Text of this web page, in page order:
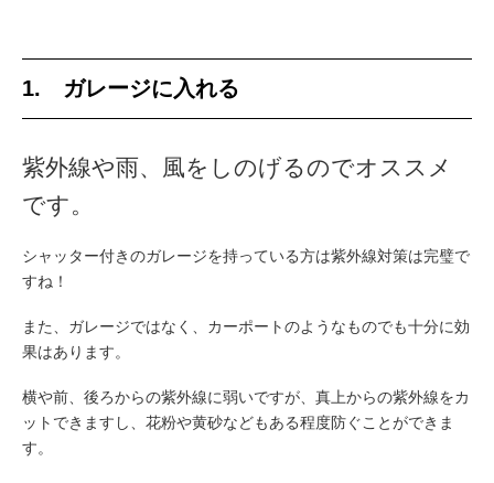
1. ガレージに入れる
紫外線や雨、風をしのげるのでオススメ
です。
シャッター付きのガレージを持っている方は紫外線対策は完璧で
すね！
また、ガレージではなく、カーポートのようなものでも十分に効
果はあります。
横や前、後ろからの紫外線に弱いですが、真上からの紫外線をカ
ットできますし、花粉や黄砂などもある程度防ぐことができま
す。